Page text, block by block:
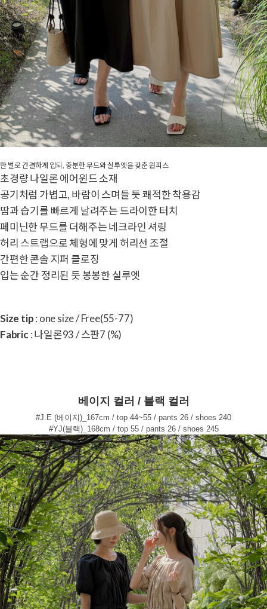
한 벌로 간결하게 입되, 충분한 무드와 실루엣을 갖춘 원피스
초경량 나일론 에어윈드 소재
공기처럼 가볍고, 바람이 스며들 듯 쾌적한 착용감
땀과 습기를 빠르게 날려주는 드라이한 터치
페미닌한 무드를 더해주는 네크라인 셔링
허리 스트랩으로 체형에 맞게 허리선 조절
간편한 콘솔 지퍼 클로징
입는 순간 정리된 듯 봉봉한 실루엣
Size tip: one size / Free(55-77)
Fabric: 나일론93 / 스판7 (%)
베이지 컬러 / 블랙 컬러
#J.E (베이지)_167cm / top 44~55 / pants 26 / shoes 240
#YJ(블랙)_168cm / top 55 / pants 26 / shoes 245